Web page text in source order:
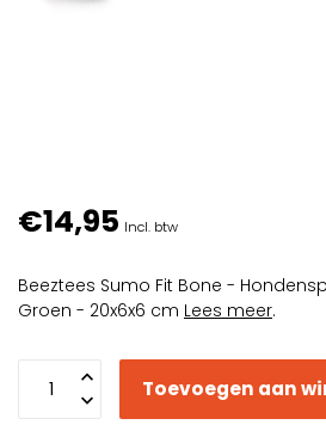
€14,95 Incl. btw
Beeztees Sumo Fit Bone -
Groen - 20x6x6 cm Lees meer.
Toevoegen aan